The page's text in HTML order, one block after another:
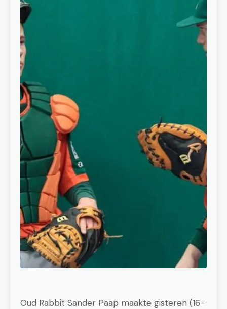
Oud Rabbit Sander Paap maakte gisteren (16-